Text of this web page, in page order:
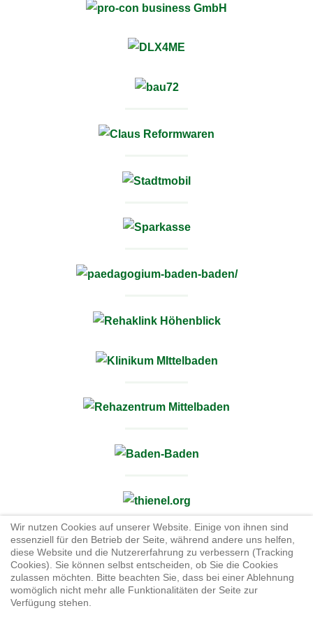
JB Cookies
Wir nutzen Cookies auf unserer Website. Einige von ihnen sind
essenziell für den Betrieb der Seite, während andere uns helfen,
diese Website und die Nutzererfahrung zu verbessern (Tracking
Cookies). Sie können selbst entscheiden, ob Sie die Cookies
zulassen möchten. Bitte beachten Sie, dass bei einer Ablehnung
womöglich nicht mehr alle Funktionalitäten der Seite zur
Verfügung stehen.